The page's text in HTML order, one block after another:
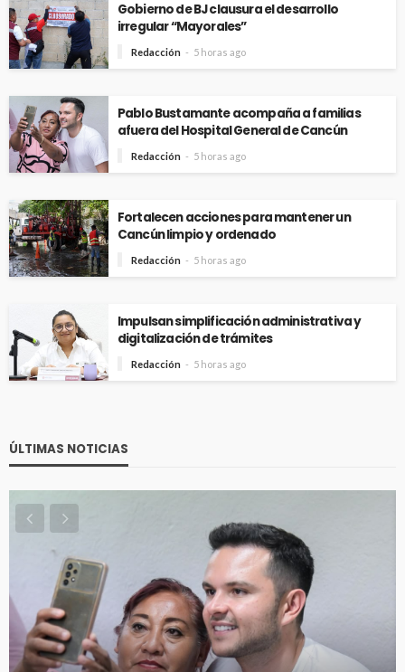
Gobierno de BJ clausura el desarrollo
irregular “Mayorales”
Redacción 5 horas ago
Pablo Bustamante acompaña a familias
afuera del Hospital General de Cancún
Redacción 5 horas ago
Fortalecen acciones para mantener un
Cancún limpio y ordenado
Redacción 5 horas ago
Impulsan simplificación administrativa y
digitalización de trámites
Redacción 5 horas ago
ÚLTIMAS NOTICIAS